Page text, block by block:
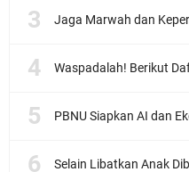
Jaga Marwah dan Kepercayaan Publik,
Waspadalah! Berikut Daftar Ulama
PBNU Siapkan AI dan Ekosistem Digital "Satu
Selain Libatkan Anak Dibawah Umur, Aksi